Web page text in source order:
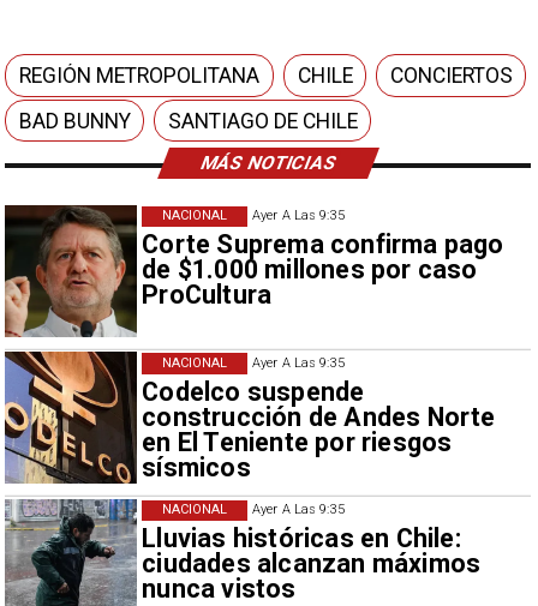
MÁS NOTICIAS
Ayer A Las 9:35
Corte Suprema confirma pago
de $1.000 millones por caso
ProCultura
NACIONAL
Ayer A Las 9:35
Codelco suspende
construcción de Andes Norte
en El Teniente por riesgos
sísmicos
NACIONAL
Ayer A Las 9:35
Lluvias históricas en Chile:
ciudades alcanzan máximos
nunca vistos
NACIONAL
REGIÓN METROPOLITANA CHILE
CONCIERTOS
BAD BUNNY
SANTIAGO DE CHILE